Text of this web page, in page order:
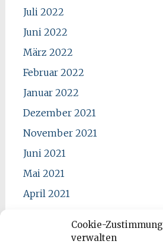
Cookie-Zustimmung
verwalten
Juli 2022
Juni 2022
März 2022
Februar 2022
Januar 2022
Dezember 2021
November 2021
Juni 2021
Mai 2021
April 2021
Februar 2021